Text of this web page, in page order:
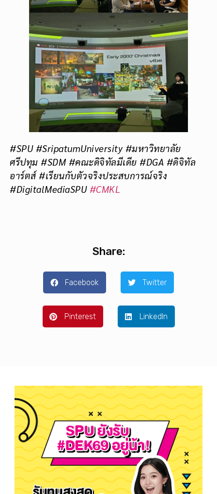
#SPU #SripatumUniversity #มหาวิทยาลัย
ศรีปทุม #SDM #คณะดิจิทัลมีเดีย #DGA #ดิจิทัล
อาร์ตส์ #เรียนกับตัวจริงประสบการณ์จริง
#DigitalMediaSPU #CMKL
Share:
Facebook Twitter
Pinterest LinkedIn